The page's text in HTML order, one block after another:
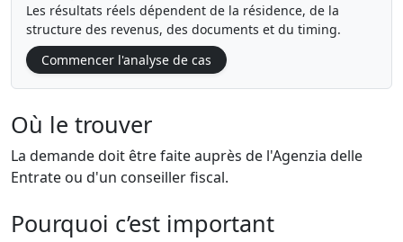
Les résultats réels dépendent de la résidence, de la
structure des revenus, des documents et du timing.
Commencer l'analyse de cas
Où le trouver
La demande doit être faite auprès de l'Agenzia delle
Entrate ou d'un conseiller fiscal.
Pourquoi c’est important